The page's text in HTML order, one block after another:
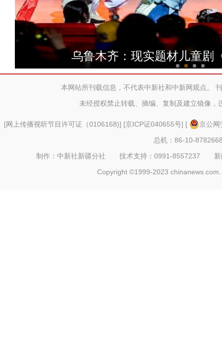
新疆生产建设兵团：看 “小
乌鲁木齐：现实题材儿童剧
本网站所刊载信息，不代表中新社和中新网观点。
未经授权禁止转载、摘编、复制及建立镜像，
[网上传播视听节目许可证（0106168)] [京ICP证040655号] [
京公
总机：86-10-
制作：中新社新疆分社 技术支持：0991-8557237
Copyright ©1999-2023